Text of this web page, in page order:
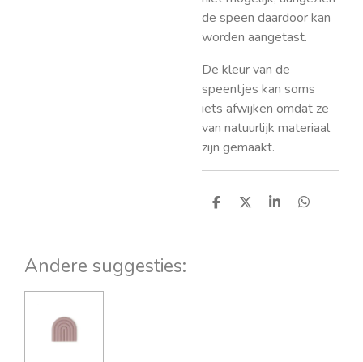
de speen daardoor kan
worden aangetast.
De kleur van de
speentjes kan soms
iets afwijken omdat ze
van natuurlijk materiaal
zijn gemaakt.
D
D
S
D
Andere suggesties: